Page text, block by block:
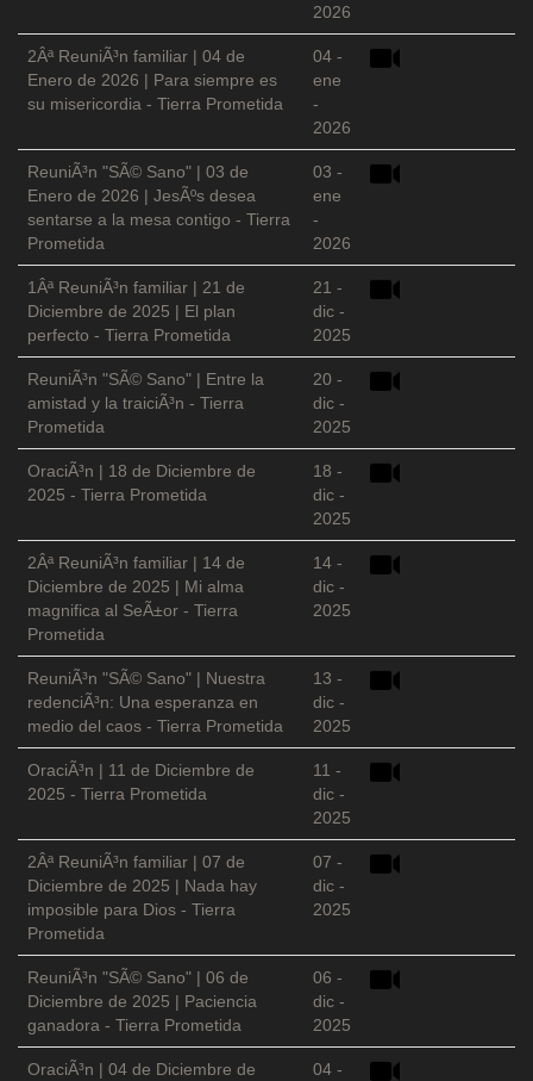
2026
2Âª ReuniÃ³n familiar | 04 de
Enero de 2026 | Para siempre es
su misericordia - Tierra Prometida
04 -
ene
-
2026
ReuniÃ³n "SÃ© Sano" | 03 de
Enero de 2026 | JesÃºs desea
sentarse a la mesa contigo - Tierra
Prometida
03 -
ene
-
2026
1Âª ReuniÃ³n familiar | 21 de
Diciembre de 2025 | El plan
perfecto - Tierra Prometida
21 -
dic -
2025
ReuniÃ³n "SÃ© Sano" | Entre la
amistad y la traiciÃ³n - Tierra
Prometida
20 -
dic -
2025
OraciÃ³n | 18 de Diciembre de
2025 - Tierra Prometida
18 -
dic -
2025
2Âª ReuniÃ³n familiar | 14 de
Diciembre de 2025 | Mi alma
magnifica al SeÃ±or - Tierra
Prometida
14 -
dic -
2025
ReuniÃ³n "SÃ© Sano" | Nuestra
redenciÃ³n: Una esperanza en
medio del caos - Tierra Prometida
13 -
dic -
2025
OraciÃ³n | 11 de Diciembre de
2025 - Tierra Prometida
11 -
dic -
2025
2Âª ReuniÃ³n familiar | 07 de
Diciembre de 2025 | Nada hay
imposible para Dios - Tierra
Prometida
07 -
dic -
2025
ReuniÃ³n "SÃ© Sano" | 06 de
Diciembre de 2025 | Paciencia
ganadora - Tierra Prometida
06 -
dic -
2025
OraciÃ³n | 04 de Diciembre de
04 -